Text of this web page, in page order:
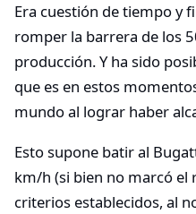
Era cuestión de tiempo y
romper la barrera de los
producción. Y ha sido
que es en estos
mundo al lograr haber
Esto supone batir al
km/h (si bien no marcó
criterios establecidos, al